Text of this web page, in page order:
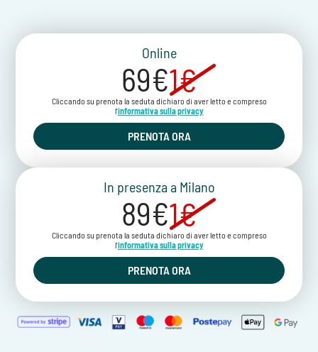
Online
69€1€
Cliccando su prenota la seduta dichiaro di aver letto e compreso
l'informativa sulla privacy
PRENOTA ORA
In presenza a Milano
89€1€
Cliccando su prenota la seduta dichiaro di aver letto e compreso
l'informativa sulla privacy
PRENOTA ORA